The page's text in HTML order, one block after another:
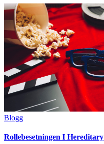
Blogg
Rollebesetningen I Hereditary